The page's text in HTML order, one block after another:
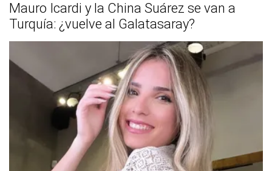
Mauro Icardi y la China Suárez se van a
Turquía: ¿vuelve al Galatasaray?